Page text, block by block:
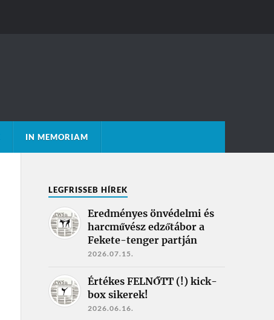
IN MEMORIAM
LEGFRISSEB HÍREK
Eredményes önvédelmi és
harcművész edzőtábor a
Fekete-tenger partján
2026.07.15.
Értékes FELNŐTT (!) kick-
box sikerek!
2026.06.16.